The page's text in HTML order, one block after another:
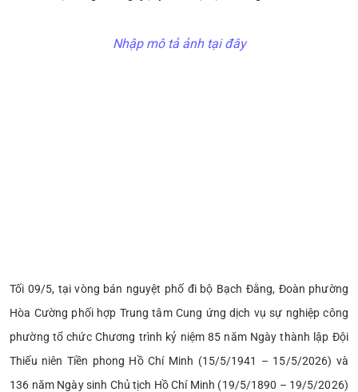
Nhập mô tả ảnh tại đây
Tối 09/5, tại vòng bán nguyệt phố đi bộ Bạch Đằng, Đoàn phường
Hòa Cường phối hợp Trung tâm Cung ứng dịch vụ sự nghiệp công
phường tổ chức Chương trình kỷ niệm 85 năm Ngày thành lập Đội
Thiếu niên Tiền phong Hồ Chí Minh (15/5/1941 – 15/5/2026) và
136 năm Ngày sinh Chủ tịch Hồ Chí Minh (19/5/1890 – 19/5/2026)